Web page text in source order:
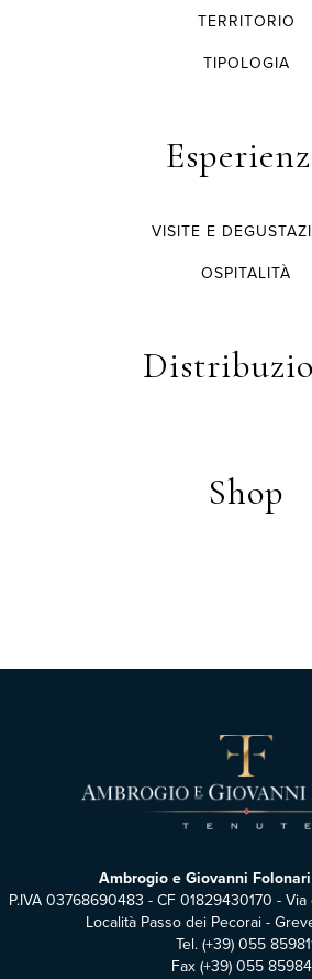
TERRITORIO
TIPOLOGIA
VISITE E
OSPITALITÀ
Shop
Ambrogio e Giovanni
P.IVA 03768690483 - CF 01829430170 -
Località Passo dei Pecorai -
Tel.(+39) 055
Fax (+39) 055